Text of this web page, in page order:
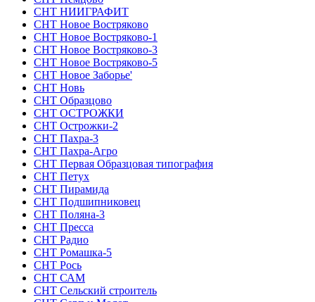
СНТ НИИГРАФИТ
СНТ Новое Востряково
СНТ Новое Востряково-1
СНТ Новое Востряково-3
СНТ Новое Востряково-5
СНТ Новое Заборье'
СНТ Новь
СНТ Образцово
СНТ ОСТРОЖКИ
СНТ Острожки-2
СНТ Пахра-3
СНТ Пахра-Агро
СНТ Первая Образцовая типография
СНТ Петух
СНТ Пирамида
СНТ Подшипниковец
СНТ Поляна-3
СНТ Пресса
СНТ Радио
СНТ Ромашка-5
СНТ Рось
СНТ САМ
СНТ Сельский строитель